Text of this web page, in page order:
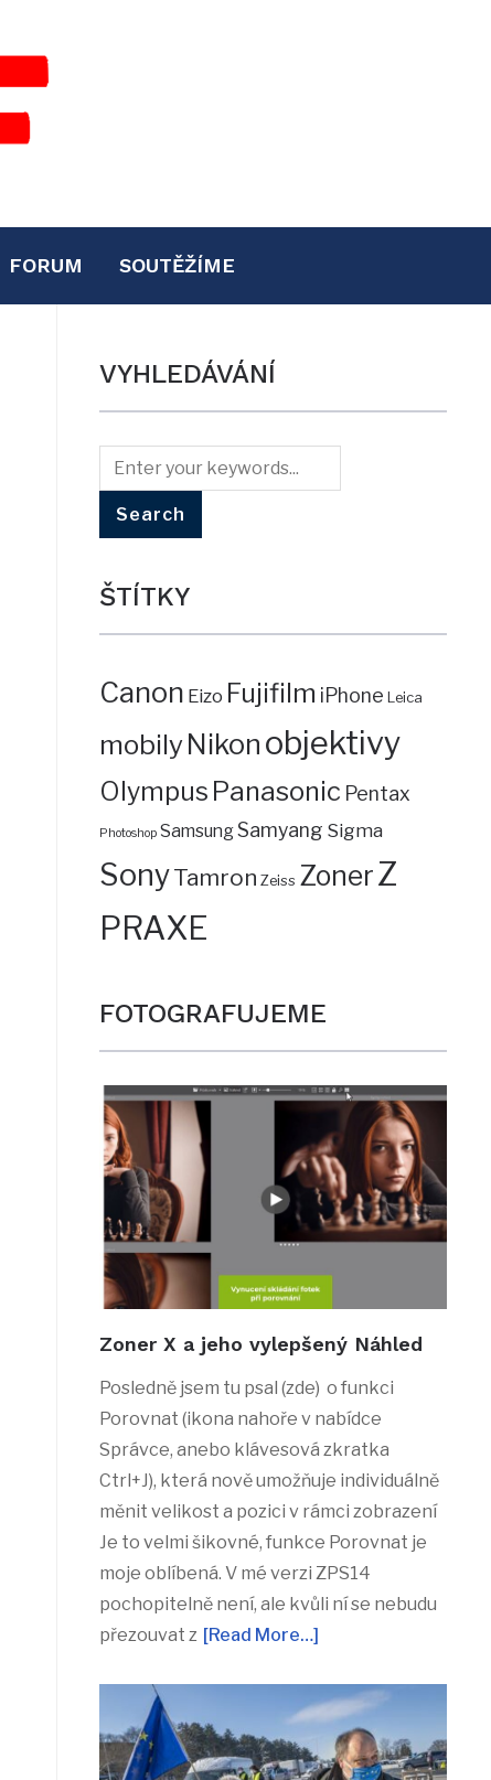
FORUM SOUTĚŽÍME
VYHLEDÁVÁNÍ
ŠTÍTKY
Canon Eizo Fujifilm iPhone Leica
mobilyNikon objektivy
Olympus Panasonic Pentax
Photoshop SamsungSamyang Sigma
SonyTamron Zeiss ZonerZ
PRAXE
FOTOGRAFUJEME
Zoner X a jeho vylepšený Náhled
Posledně jsem tu psal (zde) o funkci
Porovnat (ikona nahoře v nabídce
Správce, anebo klávesová zkratka
Ctrl+J), která nově umožňuje individuálně
měnit velikost a pozici v rámci zobrazení
Je to velmi šikovné, funkce Porovnat je
moje oblíbená. V mé verzi ZPS14
pochopitelně není, ale kvůli ní se nebudu
přezouvat z [Read More…]